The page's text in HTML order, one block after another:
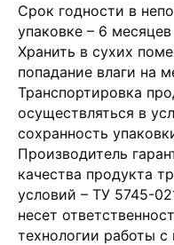
Срок годности в
упаковке – 6
Хранить в сухих
попадание влаги на
Транспортировка
осуществляться в
сохранность
Производитель
качества продукта
условий – ТУ 5745-
несет
технологии работы